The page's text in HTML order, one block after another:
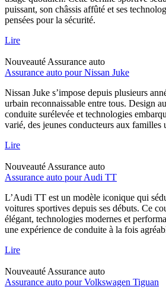
puissant, son châssis affûté et ses
pensées pour la sécurité.
Lire
Nouveauté Assurance auto
Assurance auto pour Nissan Juke
Nissan Juke s’impose depuis plusieurs
urbain reconnaissable entre tous. Design
conduite surélevée et technologies
varié, des jeunes conducteurs aux familles
Lire
Nouveauté Assurance auto
Assurance auto pour Audi TT
L’Audi TT est un modèle iconique qui
voitures sportives depuis ses débuts. Ce
élégant, technologies modernes et
une expérience de conduite à la fois
Lire
Nouveauté Assurance auto
Assurance auto pour Volkswagen Tiguan